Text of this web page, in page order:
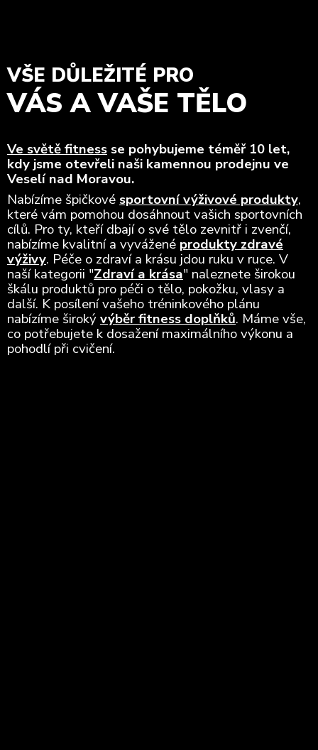
VŠE DŮLEŽITÉ PRO
VÁS A VAŠE TĚLO
Ve světě fitness se pohybujeme téměř 10 let,
kdy jsme otevřeli naši kamennou prodejnu ve
Veselí nad Moravou.
Nabízíme špičkovésportovní výživové produkty,
které vám pomohou dosáhnout vašich sportovních
cílů. Pro ty, kteří dbají o své tělo zevnitř i zvenčí,
nabízíme kvalitní a vyvážené produkty zdravé
výživy. Péče o zdraví a krásu jdou ruku v ruce. V
naší kategorii "Zdraví a krása" naleznete širokou
škálu produktů pro péči o tělo, pokožku, vlasy a
další. K posílení vašeho tréninkového plánu
nabízíme širokývýběr fitness doplňků. Máme vše,
co potřebujete k dosažení maximálního výkonu a
pohodlí při cvičení.